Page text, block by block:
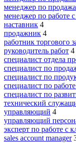
менеджер по
менеджер по работе
наставник 4
продажник 4
работник торгового
руководитель работ 4
специалист отдела
специалист по
специалист по
специалист по
специалист по
технический
управляющий 4
управляющий
эксперт по работе с
sales account manager